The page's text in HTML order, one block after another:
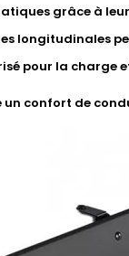
grâce à
longitudinales
pour la
confort de